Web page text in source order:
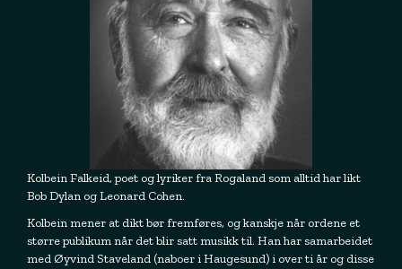
Kolbein Falkeid, poet og lyriker fra Rogaland som alltid har likt
Bob Dylan og Leonard Cohen.
Kolbein mener at dikt bør fremføres, og kanskje når ordene et
større publikum når det blir satt musikk til. Han har samarbeidet
med Øyvind Staveland (naboer i Haugesund) i over ti år og disse